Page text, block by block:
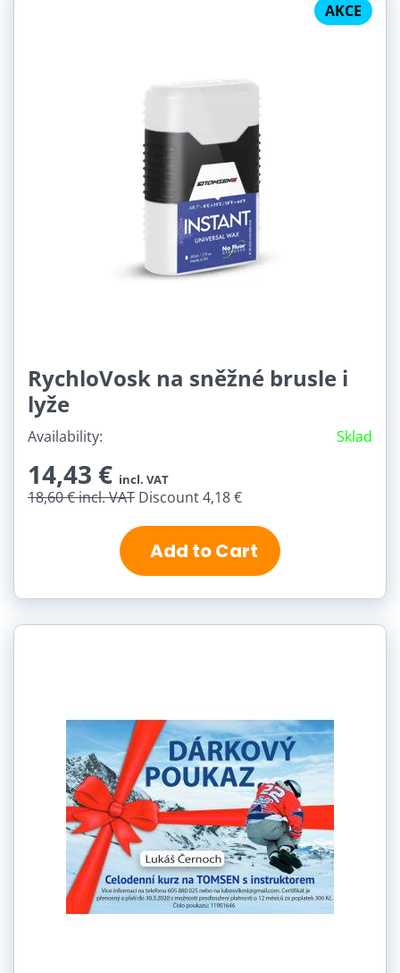
AKCE
RychloVosk na sněžné brusle i
lyže
Availability: Sklad
14,43 € incl. VAT
18,60 €incl. VAT Discount 4,18 €
Add to Cart